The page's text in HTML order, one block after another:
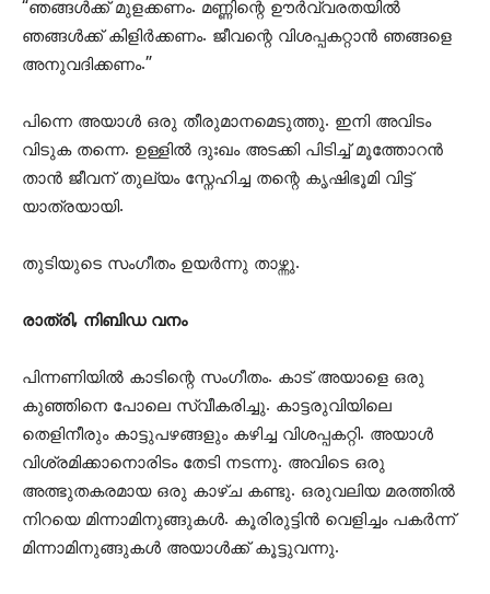
“ഞങ്ങൾക്ക് മുളക്കണം. മണ്ണിന്റെ ഊർവ്വരതയിൽ
ഞങ്ങൾക്ക് കിളിർക്കണം. ജീവന്റെ വിശപ്പകറ്റാൻ ഞങ്ങളെ
അനുവദിക്കണം.”
പിന്നെ അയാൾ ഒരു തീരുമാനമെടുത്തു. ഇനി അവിടം
വിടുക തന്നെ. ഉള്ളിൽ ദുഃഖം അടക്കി പിടിച്ച് മൂത്തോറൻ
താൻ ജീവന് തുല്യം സ്നേഹിച്ച തന്റെ കൃഷിഭൂമി വിട്ട്
യാത്രയായി.
തുടിയുടെ സംഗീതം ഉയർന്നു താഴ്ന്നു.
രാത്രി, നിബിഡ വനം
പിന്നണിയിൽ കാടിന്റെ സംഗീതം. കാട് അയാളെ ഒരു
കുഞ്ഞിനെ പോലെ സ്വീകരിച്ചു. കാട്ടരുവിയിലെ
തെളിനീരും കാട്ടുപഴങ്ങളും കഴിച്ച വിശപ്പകറ്റി. അയാൾ
വിശ്രമിക്കാനൊരിടം തേടി നടന്നു. അവിടെ ഒരു
അത്ഭുതകരമായ ഒരു കാഴ്ച കണ്ടു. ഒരുവലിയ മരത്തിൽ
നിറയെ മിന്നാമിനുങ്ങുകൾ. കൂരിരുട്ടിൻ വെളിച്ചം പകർന്ന്
മിന്നാമിനുങ്ങുകൾ അയാൾക്ക് കൂട്ടുവന്നു.